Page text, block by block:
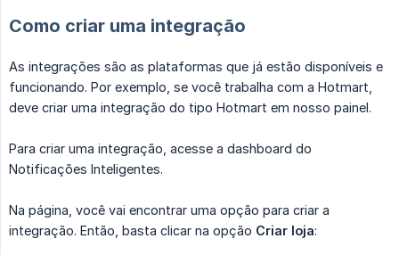
Como criar uma integração
As integrações são as plataformas que já estão disponíveis e
funcionando. Por exemplo, se você trabalha com a Hotmart,
deve criar uma integração do tipo Hotmart em nosso painel.
Para criar uma integração, acesse a dashboard do
Notificações Inteligentes.
Na página, você vai encontrar uma opção para criar a
integração. Então, basta clicar na opção Criar loja: